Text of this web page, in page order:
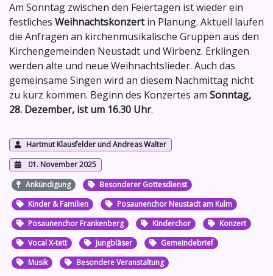
Am Sonntag zwischen den Feiertagen ist wieder ein
festliches Weihnachtskonzertin Planung. Aktuell laufen
die Anfragen an kirchenmusikalische Gruppen aus den
Kirchengemeinden Neustadt und Wirbenz. Erklingen
werden alte und neue Weihnachtslieder. Auch das
gemeinsame Singen wird an diesem Nachmittag nicht
zu kurz kommen. Beginn des Konzertes am Sonntag,
28. Dezember, ist um 16.30 Uhr.
Hartmut Klausfelder und Andreas Walter
01. November 2025
Ankündigung
Besonderer Gottesdienst
Kinder & Familien
Posaunenchor Neustadt am Kulm
Posaunenchor Frankenberg
Kinderchor
Konzert
Vocal X-tett
Jungbläser
Gemeindebrief
Musik
Besondere Veranstaltung